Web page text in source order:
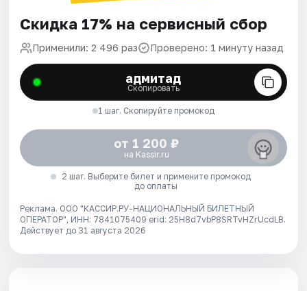
Скидка 17% на сервисный сбор
Применили: 2 496 раз Проверено: 1 минуту назад
адмитад
Скопировать
1 шаг. Скопируйте промокод
от 1 200 ₽
на Kassir.ru
2 шаг. Выберите билет и примените промокод
до оплаты
Реклама. ООО "КАССИР.РУ-НАЦИОНАЛЬНЫЙ БИЛЕТНЫЙ
ОПЕРАТОР", ИНН: 7841075409 erid: 25H8d7vbP8SRTvHZrUcdLB.
Действует до 31 августа 2026